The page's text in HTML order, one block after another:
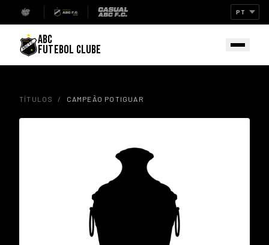
ABC
FUTEBOL CLUBE
TÍTULOS / CAMPEÃO POTIGUAR